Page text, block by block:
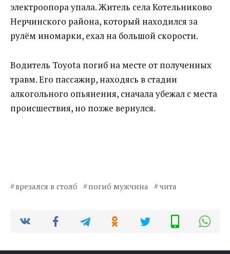
электроопора упала. Житель села Котельниково
Нерчинского района, который находился за
рулём иномарки, ехал на большой скорости.
Водитель Toyota погиб на месте от полученных
травм. Его пассажир, находясь в стадии
алкогольного опьянения, сначала убежал с места
происшествия, но позже вернулся.
врезался в столб погиб мужчина чита